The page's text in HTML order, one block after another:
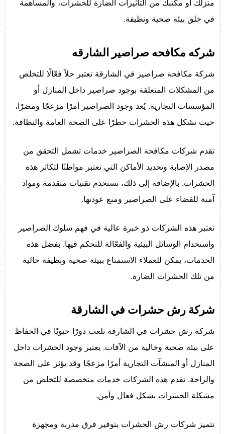
منزلك أو مكتبك من التأثيرات الضارة للحشرات، والمساهمة
في خلق بيئة صحية ونظيفة.
شركه مكافحه صراصير الشارقه
شركة مكافحة صراصير في الشارقة تعتبر حلاً فعّالًا للتخلص
من المشكلات المتعلقة بوجود صراصير داخل المنازل أو
المؤسسات التجارية. يُعد وجود الصراصير أمرًا مزعجًا ومضرًا،
حيث تشكل هذه الحشرات خطرًا على الصحة العامة والنظافة.
تقدم شركات مكافحة الصراصير خدمات تشمل التحقق من
مصدر الإصابة وتحديد الأماكن التي تعتبر مواطنًا لتكاثر هذه
الحشرات. بالإضافة إلى ذلك، تستخدم تقنيات متقدمة ومواد
آمنة للقضاء على الصراصير ومنع عودتها.
تعتبر هذه الشركات ذو خبرة عالية في فهم سلوك الصراصير
واستخدام الوسائل البيئية والفعّالة للتحكم فيها. بفضل هذه
الخدمات، يمكن للعملاء الاستمتاع ببيئة صحية ونظيفة خالية
من تلك الحشرات الضارة.
شركة رش حشرات في الشارقة
شركة رش حشرات في الشارقة تلعب دورًا حيويًا في الحفاظ
على بيئة صحية وخالية من الآفات. يعتبر وجود الحشرات داخل
المنازل أو المنشآت التجارية أمرًا مزعجًا وقد يؤثر على الصحة
والراحة. تقدم هذه الشركات خدمات متخصصة للتخلص من
مشكلة الحشرات بشكل فعال وآمن.
تتميز شركات رش الحشرات بتوفير فرق مدربة ومجهزة